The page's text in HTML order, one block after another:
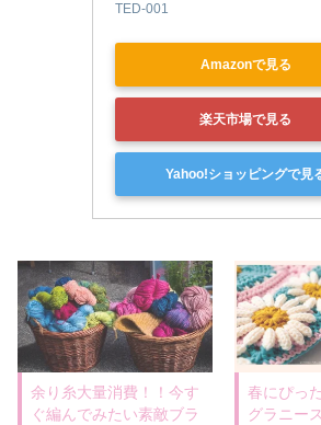
TED-001
Amazonで見る
楽天市場で見る
Yahoo!ショッピングで見
余り糸大量消費！！今す
ぐ編んでみたい素敵ブラ
春にぴっ
グラニー